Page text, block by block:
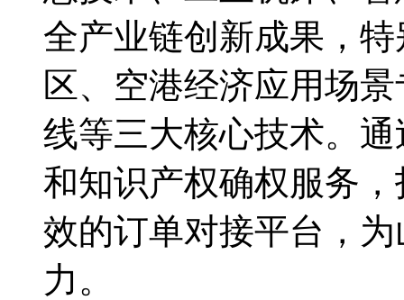
全产业链创新成果，
区、空港经济应用场
线等三大核心技术。
和知识产权确权服务
效的订单对接平台，
力。